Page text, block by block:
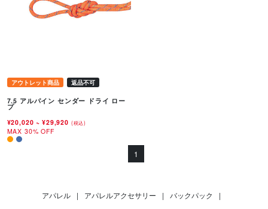
アウトレット商品 返品不可
7.5 アルパイン センダー ドライ ロー
プ
¥20,020~ ¥29,920 (税込)
MAX 30% OFF
1
アパレル | アパレルアクセサリー | バックパック
|